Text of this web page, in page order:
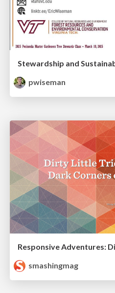
pwiseman
smashingmag